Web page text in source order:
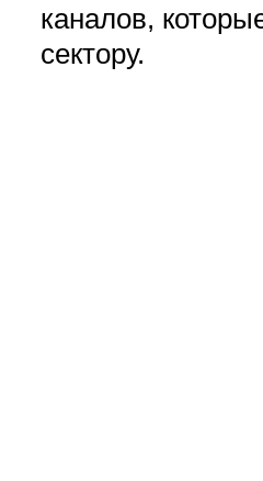
каналов,
сектору.